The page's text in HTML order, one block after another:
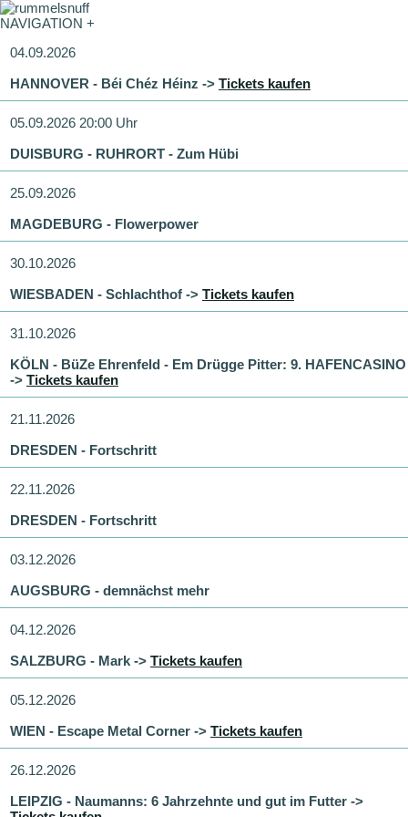
NAVIGATION +
04.09.2026
HANNOVER - Béi Chéz Héinz -> Tickets kaufen
05.09.2026 20:00 Uhr
DUISBURG - RUHRORT - Zum Hübi
25.09.2026
MAGDEBURG - Flowerpower
30.10.2026
WIESBADEN - Schlachthof -> Tickets kaufen
31.10.2026
KÖLN - BüZe Ehrenfeld - Em Drügge Pitter: 9. HAFENCASINO
-> Tickets kaufen
21.11.2026
DRESDEN - Fortschritt
22.11.2026
DRESDEN - Fortschritt
03.12.2026
AUGSBURG - demnächst mehr
04.12.2026
SALZBURG - Mark -> Tickets kaufen
05.12.2026
WIEN - Escape Metal Corner -> Tickets kaufen
26.12.2026
LEIPZIG - Naumanns: 6 Jahrzehnte und gut im Futter ->